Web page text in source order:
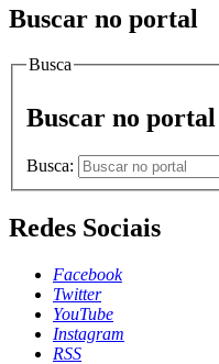
Buscar no portal
Busca
Buscar no portal
Busca:
Redes Sociais
Facebook
Twitter
YouTube
Instagram
RSS